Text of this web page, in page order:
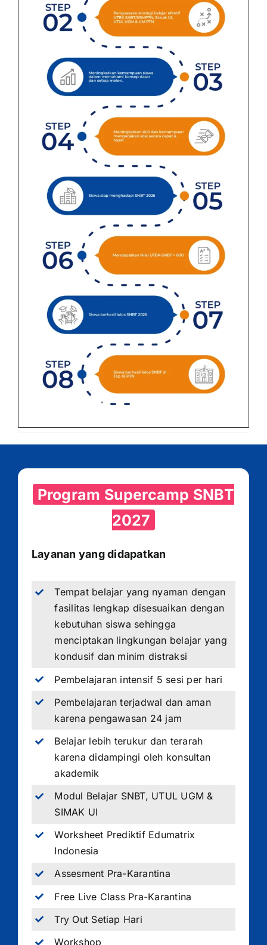
Program Supercamp SNBT
2027
Layanan yang didapatkan
Tempat belajar yang nyaman dengan
fasilitas lengkap disesuaikan dengan
kebutuhan siswa sehingga
menciptakan lingkungan belajar yang
kondusif dan minim distraksi
Pembelajaran intensif 5 sesi per hari
Pembelajaran terjadwal dan aman
karena pengawasan 24 jam
Belajar lebih terukur dan terarah
karena didampingi oleh konsultan
akademik
Modul Belajar SNBT, UTUL UGM &
SIMAK UI
Worksheet Prediktif Edumatrix
Indonesia
Assesment Pra-Karantina
Free Live Class Pra-Karantina
Try Out Setiap Hari
Workshop